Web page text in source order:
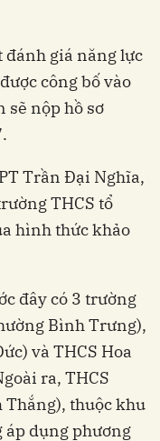
đánh giá năng lực
công bố vào
sẽ nộp hồ sơ
Trần Đại Nghĩa,
THCS tổ
hình thức khảo
đây có 3 trường
Bình Trưng),
và THCS Hoa
ra, THCS
Thắng), thuộc khu
áp dụng phương